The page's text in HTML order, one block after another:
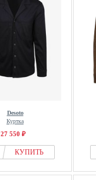
Desoto
Куртка
27 550 ₽
КУПИТЬ